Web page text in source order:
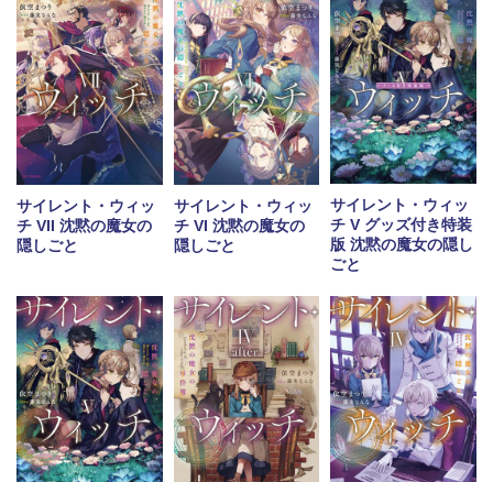
サイレント・ウィッ
チ VII 沈黙の魔女の
隠しごと
サイレント・ウィッ
チ VI 沈黙の魔女の
隠しごと
サイレント・ウィッ
チ V グッズ付き特装
版 沈黙の魔女の隠し
ごと